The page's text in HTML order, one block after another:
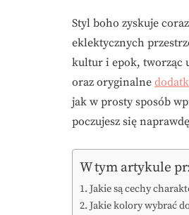
Styl boho zyskuje
eklektycznych
kultur i epok, tworząc
oraz oryginalne
jak w prosty sposób
poczujesz się
W tym artykule
Jakie są cechy
Jakie kolory wybrać